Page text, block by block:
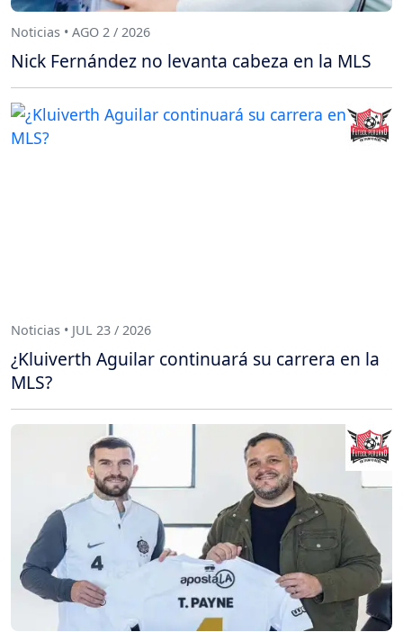
Noticias • AGO 2 / 2026
Nick Fernández no levanta cabeza en la MLS
Noticias • JUL 23 / 2026
¿Kluiverth Aguilar continuará su carrera en la
MLS?